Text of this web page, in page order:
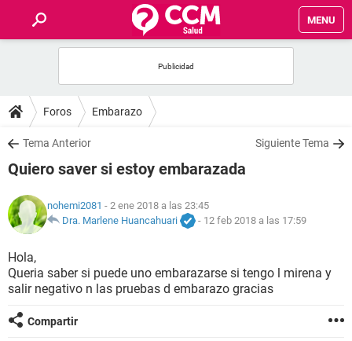
MENU
FOROS
SALUD
FAMILIA
NUTRICIÓN
BIENESTAR
Foros Embarazo
Tema Anterior Siguiente Tema
Quiero saver si estoy embarazada
nohemi2081 - 2 ene 2018 a las 23:45
Dra. Marlene Huancahuari
- 12 feb 2018 a las 17:59
Hola,
Queria saber si puede uno embarazarse si tengo l mirena y
salir negativo n las pruebas d embarazo gracias
Compartir